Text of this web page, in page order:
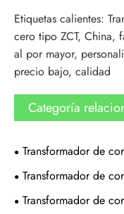
Etiquetas calientes:
cero tipo ZCT, China,
al por mayor,
precio bajo, calidad
Categoría
Transformador de
Transformador de
Transformador de